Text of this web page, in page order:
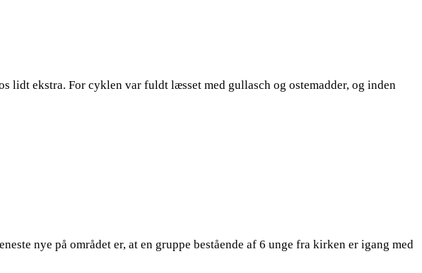
ekstra. For cyklen var fuldt læsset med gullasch og ostemadder, og inden
nye på området er, at en gruppe bestående af 6 unge fra kirken er igang med